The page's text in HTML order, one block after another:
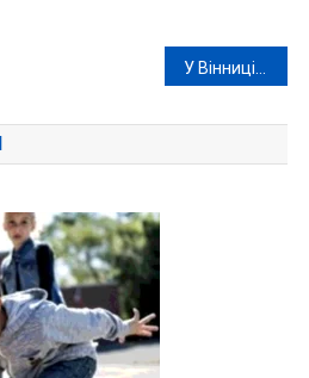
У Вінниці до 10 років тюрми заочно засудили горлівського «гвардії єфрейтора днр» Лугового